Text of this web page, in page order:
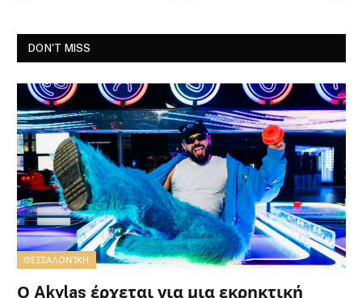
DON'T MISS
ΘΕΣΣΑΛΟΝΊΚΗ
Ο Akylas έρχεται για μια εκρηκτική